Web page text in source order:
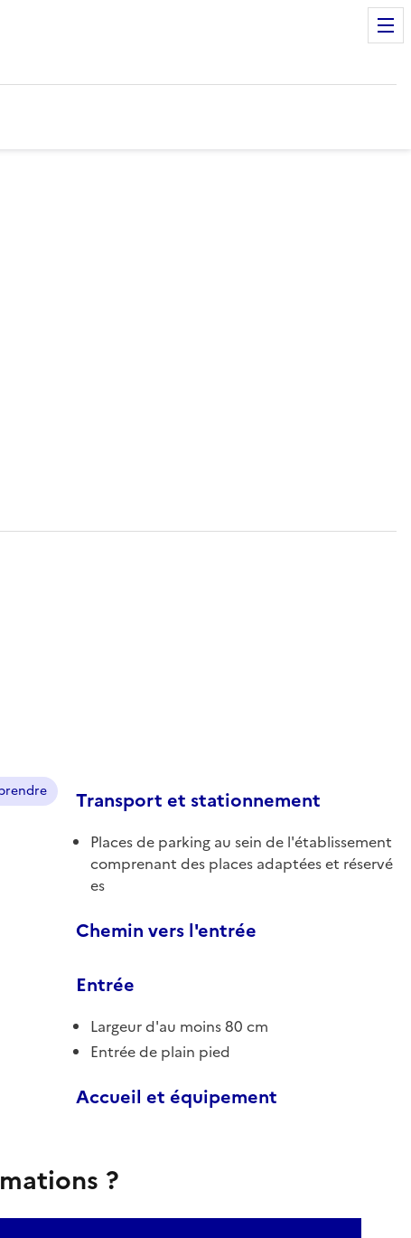
Transport et stationnement
Places de parking au sein de l'établissement
comprenant des places adaptées et réservé
es
Chemin vers l'entrée
Entrée
Largeur d'au moins 80 cm
Entrée de plain pied
Accueil et équipement
?